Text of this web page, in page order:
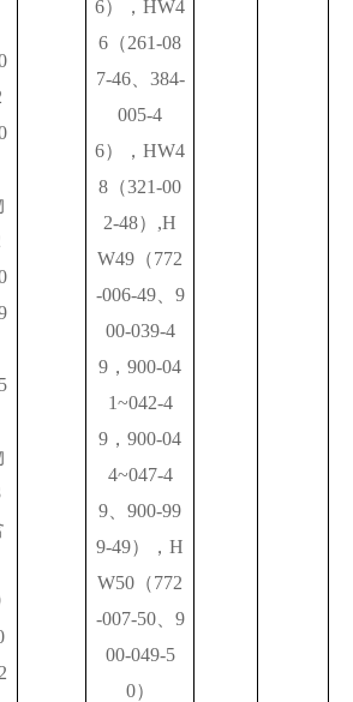
6），HW4
6（261-08
7-46、384-
005-4
6），HW4
8（321-00
2-48）,H
W49（772
-006-49、9
00-039-4
9，900-04
1~042-4
9，900-04
4~047-4
9、900-99
9-49），H
W50（772
-007-50、9
00-049-5
0）